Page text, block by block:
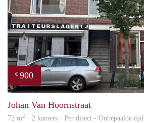
€ 900
Johan Van Hoornstraat
72 m2 · 2 kamers · Per direct - Onbepaalde tijd